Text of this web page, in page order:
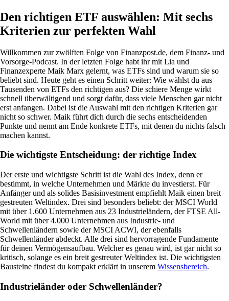
Den richtigen ETF auswählen: Mit sechs
Kriterien zur perfekten Wahl
Willkommen zur zwölften Folge von Finanzpost.de, dem Finanz- und
Vorsorge-Podcast. In der letzten Folge habt ihr mit Lia und
Finanzexperte Maik Marx gelernt, was ETFs sind und warum sie so
beliebt sind. Heute geht es einen Schritt weiter: Wie wählst du aus
Tausenden von ETFs den richtigen aus? Die schiere Menge wirkt
schnell überwältigend und sorgt dafür, dass viele Menschen gar nicht
erst anfangen. Dabei ist die Auswahl mit den richtigen Kriterien gar
nicht so schwer. Maik führt dich durch die sechs entscheidenden
Punkte und nennt am Ende konkrete ETFs, mit denen du nichts falsch
machen kannst.
Die wichtigste Entscheidung: der richtige Index
Der erste und wichtigste Schritt ist die Wahl des Index, denn er
bestimmt, in welche Unternehmen und Märkte du investierst. Für
Anfänger und als solides Basisinvestment empfiehlt Maik einen breit
gestreuten Weltindex. Drei sind besonders beliebt: der MSCI World
mit über 1.600 Unternehmen aus 23 Industrieländern, der FTSE All-
World mit über 4.000 Unternehmen aus Industrie- und
Schwellenländern sowie der MSCI ACWI, der ebenfalls
Schwellenländer abdeckt. Alle drei sind hervorragende Fundamente
für deinen Vermögensaufbau. Welcher es genau wird, ist gar nicht so
kritisch, solange es ein breit gestreuter Weltindex ist. Die wichtigsten
Bausteine findest du kompakt erklärt in unserem Wissensbereich.
Industrieländer oder Schwellenländer?